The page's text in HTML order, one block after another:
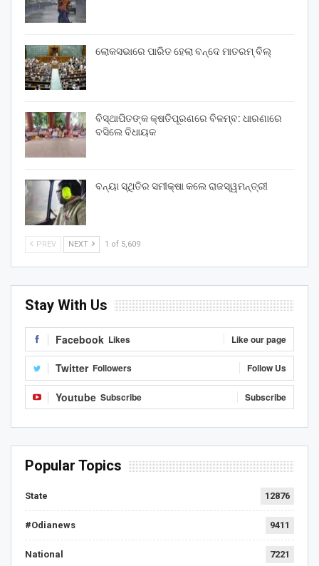
ଲୋକସଭାରେ ପାରିତ ହେଲା ବନ୍ଦେ ମାତରମ୍‌ ବିଲ୍‌
ବିସ୍ଥାପିତଙ୍କ କ୍ଷତିପୂରଣରେ ବିଳମ୍ବ: ଧାରଣାରେ
ବସିଲେ ବିଧାୟକ
ବନ୍ୟା ସ୍ଥିତିର ସମୀକ୍ଷା କଲେ ରାଜସ୍ୱମନ୍ତ୍ରୀ
PREV NEXT 1 of 5,609
Stay With Us
Facebook Likes Like our page
Twitter Followers Follow Us
Youtube Subscribe Subscribe
Popular Topics
State 12876
#Odianews 9411
National 7221